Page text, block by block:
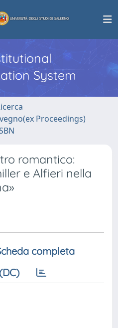
System
Proceedings)
romantico:
e Alfieri nella
completa